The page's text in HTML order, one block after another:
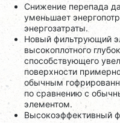
Снижение перепада
уменьшает
энергозатраты.
Новый фильтрующий
высокоплотного
способствующего
поверхности
обычным
по сравнению с
элементом.
Высокоэффективный